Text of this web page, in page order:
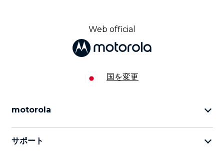
Web official
国を変更
motorola
motorola razr 5G
motorola edge ファミリー
サポート